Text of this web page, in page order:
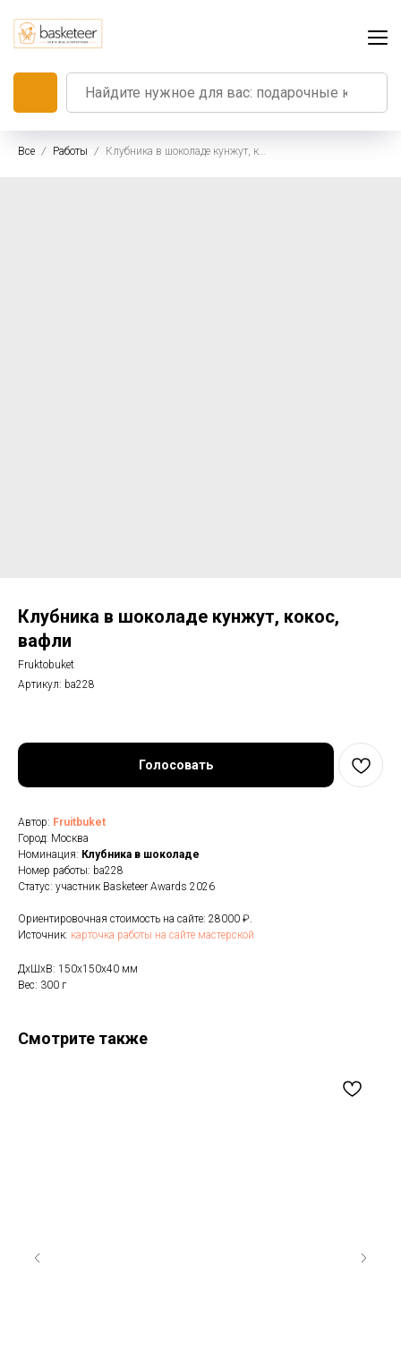
Все Работы Клубника в шоколаде кунжут, кокос, вафли
Клубника в шоколаде кунжут, кокос,
вафли
Fruktobuket
Артикул: ba228
Голосовать
Автор: Fruitbuket
Город: Москва
Номинация: Клубника в шоколаде
Номер работы: ba228
Статус: участник Basketeer Awards 2026
Ориентировочная стоимость на сайте: 28000 ₽.
Источник: карточка работы на сайте мастерской
ДxШxВ: 150x150x40 мм
Вес: 300 г
Смотрите также